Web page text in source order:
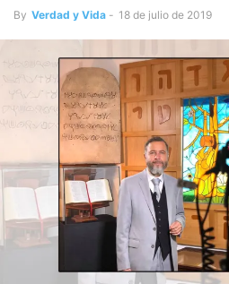
By Verdad y Vida - 18 de julio de 2019